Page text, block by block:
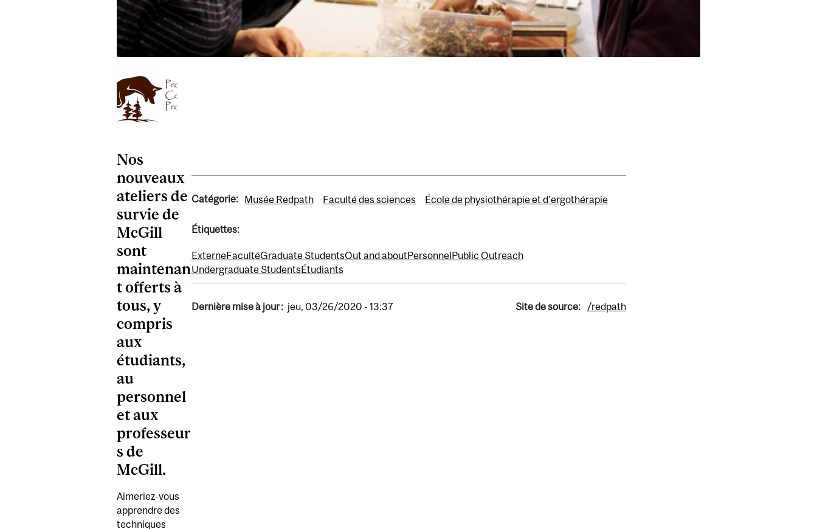
Nos
nouveaux
ateliers de
survie de
McGill
sont
maintenan
t offerts à
tous, y
compris
aux
étudiants,
au
personnel
et aux
professeur
s de
McGill.
Aimeriez-vous
apprendre des
techniques
Catégorie: Musée Redpath Faculté des sciences École de physiothérapie et d'ergothérapie
Étiquettes:
ExterneFacultéGraduate StudentsOut and aboutPersonnelPublic Outreach
Undergraduate StudentsÉtudiants
Dernière mise à jour : jeu, 03/26/2020 - 13:37 Site de source: /redpath